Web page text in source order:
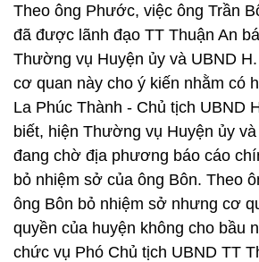
Theo ông Phước, việc ông Trần
đã được lãnh đạo TT Thuận An
Thường vụ Huyện ủy và UBND
cơ quan này cho ý kiến nhằm có
La Phúc Thành - Chủ tịch UBND
biết, hiện Thường vụ Huyện ủy
đang chờ địa phương báo cáo
bỏ nhiệm sở của ông Bôn. Theo
ông Bôn bỏ nhiệm sở nhưng cơ
quyền của huyện không cho bầu
chức vụ Phó Chủ tịch UBND TT